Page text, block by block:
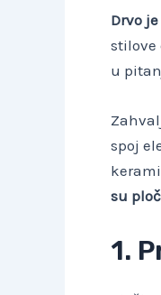
Drvo
stilove
u
spoj
su
1.